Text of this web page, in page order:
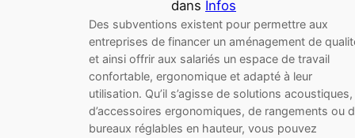
dans Infos
Des subventions existent pour permettre aux
entreprises de financer un aménagement de
et ainsi offrir aux salariés un espace de travail
confortable, ergonomique et adapté à leur
utilisation. Qu’il s’agisse de solutions acoustiques,
d’accessoires ergonomiques, de rangements ou
bureaux réglables en hauteur, vous pouvez